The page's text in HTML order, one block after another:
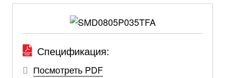
Спецификация:
Посмотреть PDF